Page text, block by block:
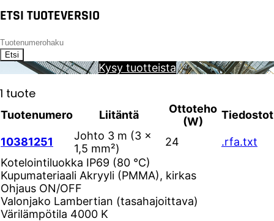
ETSI TUOTEVERSIO
Etsi
Kysy tuotteista
1 tuote
Tuotenumero Liitäntä
Ottoteho
(W)
Tiedostot
10381251
Johto 3 m (3 ×
1,5 mm²)
24 .rfa.txt
Kotelointiluokka IP69 (80 °C)
Kupumateriaali Akryyli (PMMA), kirkas
Ohjaus ON/OFF
Valonjako Lambertian (tasahajoittava)
Värilämpötila 4000 K